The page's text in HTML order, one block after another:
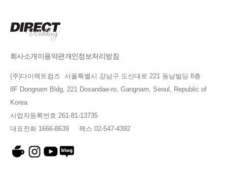
회사소개이용약관개인정보처리방침
(주)다이렉트컴즈 서울특별시 강남구 도산대로 221 동남빌딩 8층
8F Dongnam Bldg, 221 Dosandae-ro, Gangnam, Seoul, Republic of
Korea
사업자등록번호 261-81-13735
대표전화 1666-8639 팩스 02-547-4392